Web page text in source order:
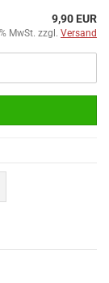
9,90 EUR
MwSt. zzgl. Versand